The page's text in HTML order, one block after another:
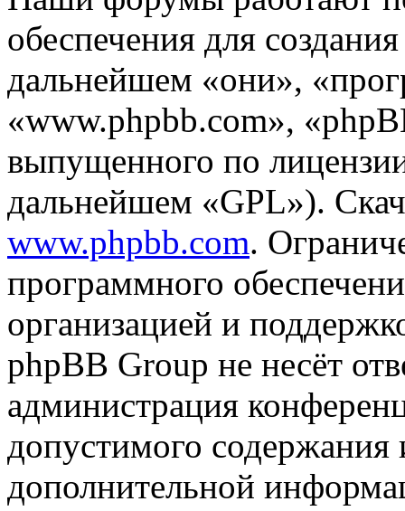
обеспечения для
дальнейшем «они»,
«www.phpbb.com»,
выпущенного по
дальнейшем «GPL»).
www.phpbb.com.
программного
организацией и
phpBB Group не несёт
администрация
допустимого
дополнительной